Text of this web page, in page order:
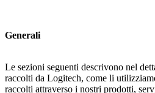
Generali
Le sezioni seguenti descrivono nel
raccolti da Logitech, come li
raccolti attraverso i nostri prodotti,